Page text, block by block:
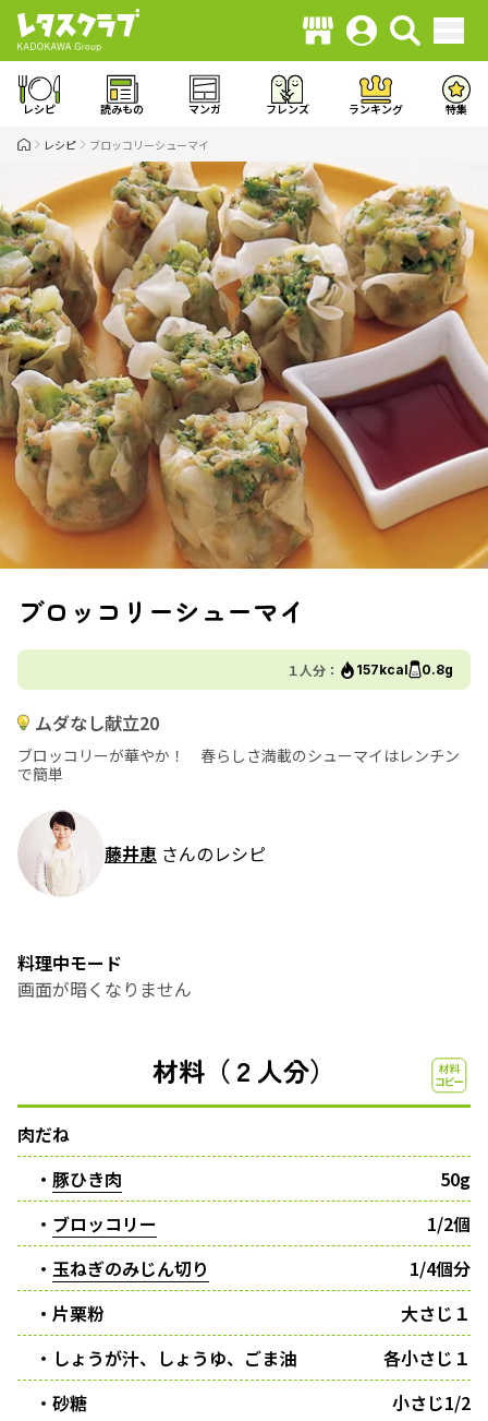
レシピ 読みもの マンガ フレンズ ランキング 特集
レシピ ブロッコリーシューマイ
ブロッコリーシューマイ
１人分： 157kcal 0.8g
ムダなし献立20
ブロッコリーが華やか！ 春らしさ満載のシューマイはレンチン
で簡単
藤井恵 さんのレシピ
料理中モード
画面が暗くなりません
材料（２人分）
肉だね
・ 豚ひき肉
50g
・ ブロッコリー
1/2個
・ 玉ねぎのみじん切り
1/4個分
・片栗粉
大さじ１
・しょうが汁、しょうゆ、ごま油
各小さじ１
・砂糖
小さじ1/2